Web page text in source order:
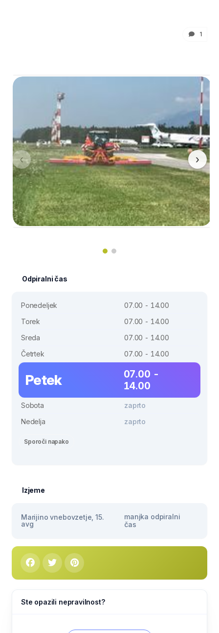
1
‹ ›
Odpiralni čas
Ponedeljek
07.00 - 14.00
Torek
07.00 - 14.00
Sreda
07.00 - 14.00
Četrtek
07.00 - 14.00
Petek
07.00 -
14.00
Sobota
zaprto
Nedelja
zaprto
Sporoči napako
Izjeme
Marijino vnebovzetje, 15.
avg
manjka odpiralni
čas
Ste opazili nepravilnost?